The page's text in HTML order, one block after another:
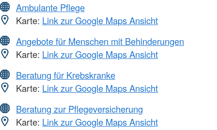
Ambulante Pflege
Karte: Link zur Google Maps Ansicht
Angebote für Menschen mit Behinderungen
Karte: Link zur Google Maps Ansicht
Beratung für Krebskranke
Karte: Link zur Google Maps Ansicht
Beratung zur Pflegeversicherung
Karte: Link zur Google Maps Ansicht